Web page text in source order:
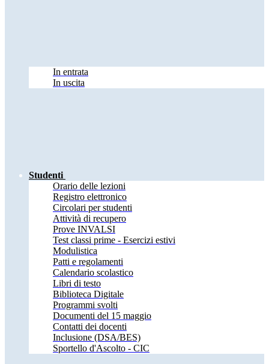
In entrata
In uscita
Studenti
Orario delle lezioni
Registro elettronico
Circolari per studenti
Attività di recupero
Prove INVALSI
Test classi prime - Esercizi estivi
Modulistica
Patti e regolamenti
Calendario scolastico
Libri di testo
Biblioteca Digitale
Programmi svolti
Documenti del 15 maggio
Contatti dei docenti
Inclusione (DSA/BES)
Sportello d'Ascolto - CIC